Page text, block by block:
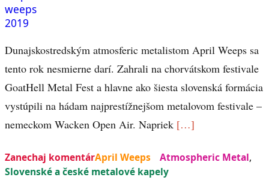
Dunajskostredským atmosferic metalistom April Weeps sa
tento rok nesmierne darí. Zahrali na chorvátskom festivale
GoatHell Metal Fest a hlavne ako šiesta slovenská formácia
vystúpili na hádam najprestížnejšom metalovom festivale –
nemeckom Wacken Open Air. Napriek […]
Zanechaj komentárApril Weeps Atmospheric Metal,
Slovenské a české metalové kapely